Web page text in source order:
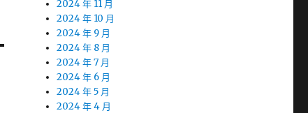
2024 年 11 月
2024 年 10 月
2024 年 9 月
2024 年 8 月
2024 年 7 月
2024 年 6 月
2024 年 5 月
2024 年 4 月